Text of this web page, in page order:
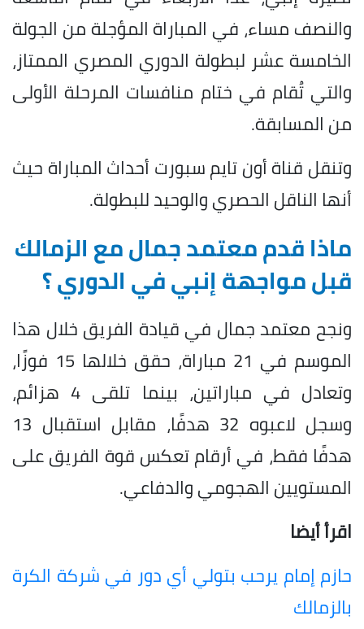
والنصف مساء، في المباراة المؤجلة من الجولة
الخامسة عشر لبطولة الدوري المصري الممتاز،
والتي تُقام في ختام منافسات المرحلة الأولى
من المسابقة.
وتنقل قناة أون تايم سبورت أحداث المباراة حيث
أنها الناقل الحصري والوحيد للبطولة.
ماذا قدم معتمد جمال مع الزمالك
قبل مواجهة إنبي في الدوري ؟
ونجح معتمد جمال في قيادة الفريق خلال هذا
الموسم في 21 مباراة، حقق خلالها 15 فوزًا،
وتعادل في مباراتين، بينما تلقى 4 هزائم،
وسجل لاعبوه 32 هدفًا، مقابل استقبال 13
هدفًا فقط، في أرقام تعكس قوة الفريق على
المستويين الهجومي والدفاعي.
اقرأ أيضا
حازم إمام يرحب بتولي أي دور في شركة الكرة
بالزمالك